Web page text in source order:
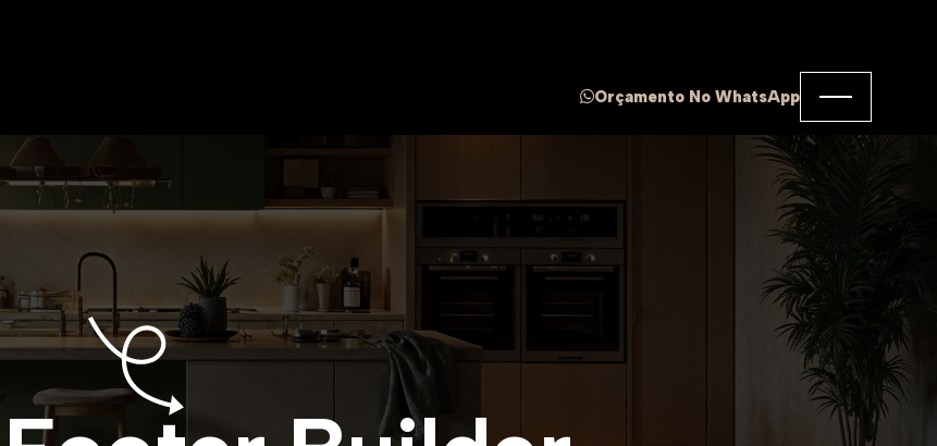
Orçamento No WhatsApp